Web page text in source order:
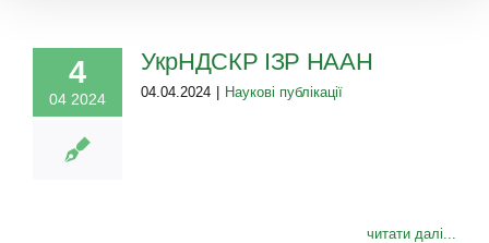
4
04 2024
УкрНДСКР ІЗР НААН
04.04.2024 Наукові публікації
читати далі...